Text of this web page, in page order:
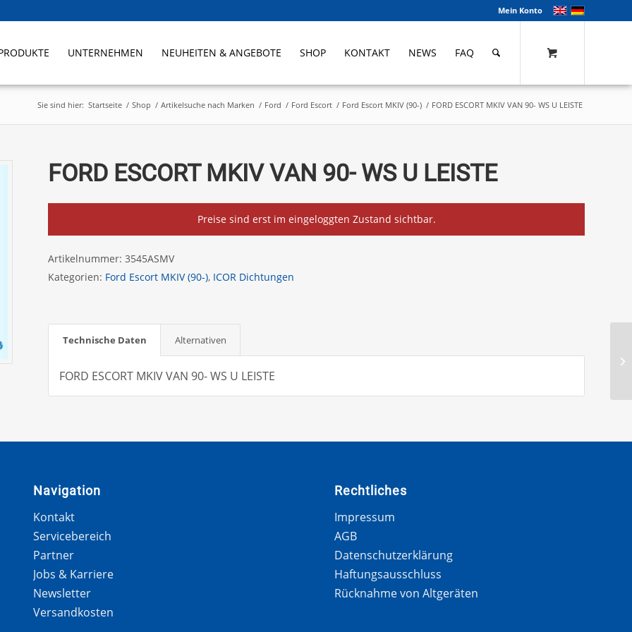
Mein Konto
UNTERNEHMEN NEUHEITEN & ANGEBOTE SHOP KONTAKT NEWS FAQ
Sie sind hier: Startseite / Shop / Artikelsuche nach Marken / Ford / Ford Escort / Ford Escort MKIV (90-) / FORD ESCORT MKIV VAN 90- WS U LEISTE
FORD ESCORT MKIV VAN 90- WS U LEISTE
Preise sind erst im eingeloggten Zustand sichtbar.
Artikelnummer:3545ASMV
Kategorien: Ford Escort MKIV (90-), ICOR Dichtungen
Technische Daten Alternativen
FORD ESCORT MKIV VAN 90- WS U LEISTE
Navigation
Kontakt
Servicebereich
Partner
Jobs & Karriere
Newsletter
Versandkosten
Rechtliches
Impressum
AGB
Datenschutzerklärung
Haftungsausschluss
Rücknahme von Altgeräten